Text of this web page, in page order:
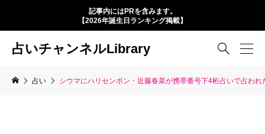
記事内にはPRを含みます。
【2026年誕生日ランキング掲載】
占いチャンネルLibrary 
占い シウマにハリセンボン・近藤春菜が携帯番号下4桁占いで占わ